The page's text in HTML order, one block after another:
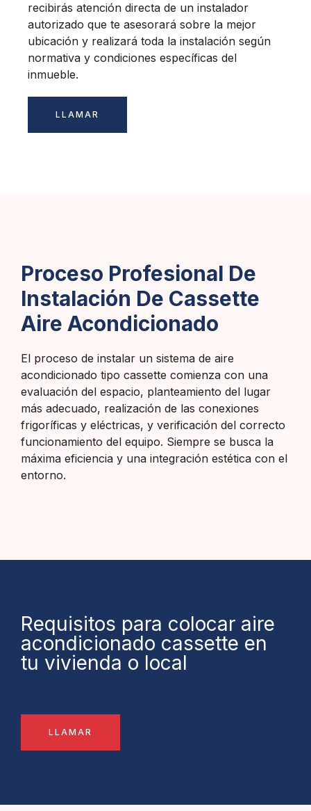
recibirás atención directa de un instalador
autorizado que te asesorará sobre la mejor
ubicación y realizará toda la instalación según
normativa y condiciones específicas del
inmueble.
LLAMAR
Proceso Profesional De
Instalación De Cassette
Aire Acondicionado
El proceso de instalar un sistema de aire
acondicionado tipo cassette comienza con una
evaluación del espacio, planteamiento del lugar
más adecuado, realización de las conexiones
frigoríficas y eléctricas, y verificación del correcto
funcionamiento del equipo. Siempre se busca la
máxima eficiencia y una integración estética con el
entorno.
Requisitos para colocar aire
acondicionado cassette en
tu vivienda o local
LLAMAR